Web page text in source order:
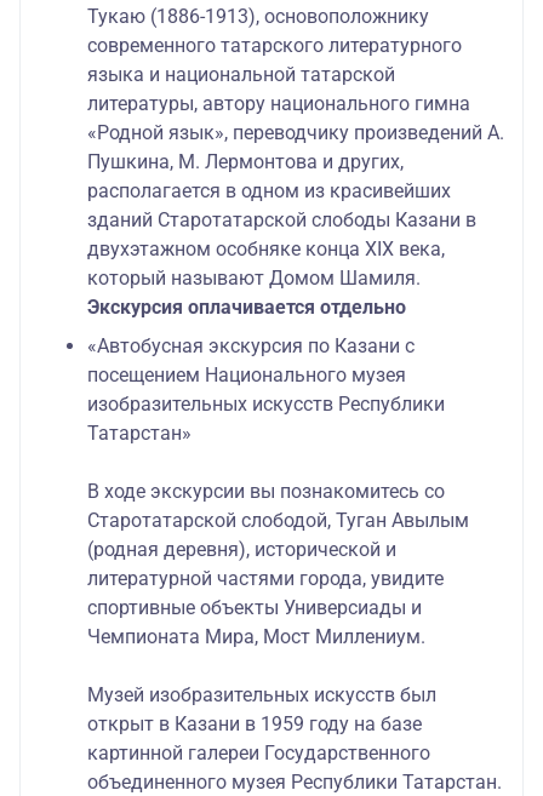
Тукаю (1886-1913), основоположнику
современного татарского литературного
языка и национальной татарской
литературы, автору национального гимна
«Родной язык», переводчику произведений А.
Пушкина, М. Лермонтова и других,
располагается в одном из красивейших
зданий Старотатарской слободы Казани в
двухэтажном особняке конца XIX века,
который называют Домом Шамиля.
Экскурсия оплачивается отдельно
«Автобусная экскурсия по Казани с
посещением Национального музея
изобразительных искусств Республики
Татарстан»
В ходе экскурсии вы познакомитесь со
Старотатарской слободой, Туган Авылым
(родная деревня), исторической и
литературной частями города, увидите
спортивные объекты Универсиады и
Чемпионата Мира, Мост Миллениум.
Музей изобразительных искусств был
открыт в Казани в 1959 году на базе
картинной галереи Государственного
объединенного музея Республики Татарстан.